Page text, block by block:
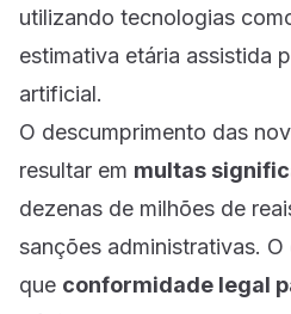
utilizando tecnologias
estimativa etária assistida
artificial.
O descumprimento das
resultar em multas
dezenas de milhões de
sanções administrativas.
que conformidade legal